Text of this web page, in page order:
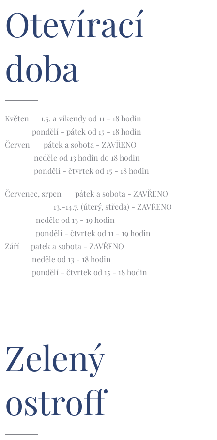
Otevírací
doba
Květen 🌸1.5. a víkendy od 11 - 18 hodin
pondělí - pátek od 15 - 18 hodin
Červen 🌺 pátek a sobota - ZAVŘENO
neděle od 13 hodin do 18 hodin
pondělí - čtvrtek od 15 - 18 hodin
Červenec, srpen 🌞 pátek a sobota - ZAVŘENO
13.-14.7. (úterý, středa) - ZAVŘENO
neděle od 13 - 19 hodin
pondělí - čtvrtek od 11 - 19 hodin
Září 🍀patek a sobota - ZAVŘENO
neděle od 13 - 18 hodin
pondělí - čtvrtek od 15 - 18 hodin
Zelený
ostroff